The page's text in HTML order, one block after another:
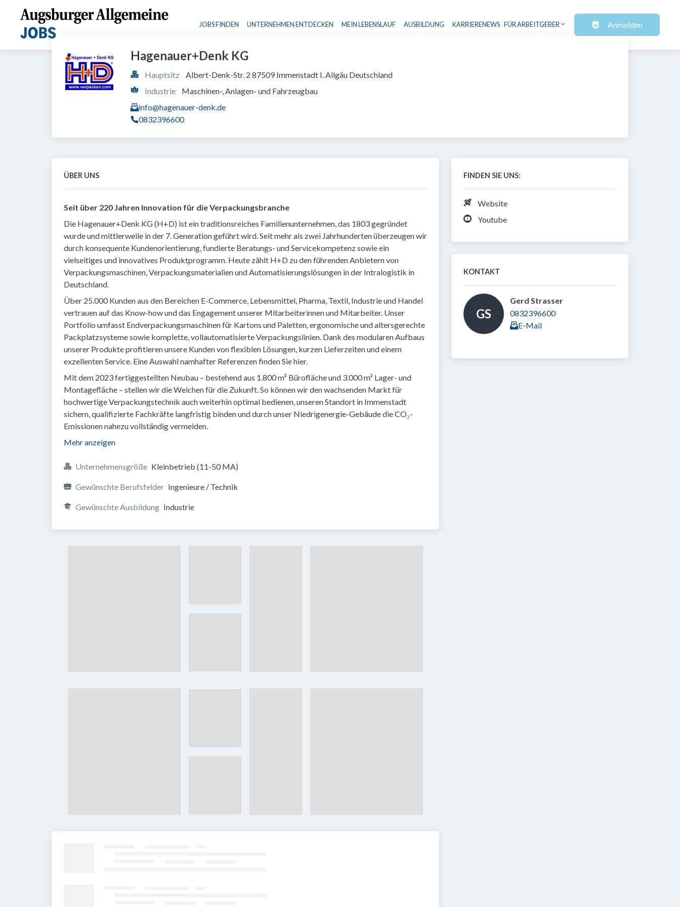
Haupt-Navigation
JOBS FINDEN UNTERNEHMEN ENTDECKEN MEIN LEBENSLAUF AUSBILDUNG KARRIERENEWS FÜR ARBEITGEBER Anmelden
Hagenauer+Denk KG
Hauptsitz
Albert-Denk-Str. 2 87509 Immenstadt I. Allgäu Deutschland
Industrie
Maschinen-, Anlagen- und Fahrzeugbau
info@hagenauer-denk.de
0832396600
ÜBER UNS
Seit über 220 Jahren Innovation für die Verpackungsbranche
Die Hagenauer+Denk KG (H+D) ist ein traditionsreiches Familienunternehmen, das 1803 gegründet
wurde und mittlerweile in der 7. Generation geführt wird. Seit mehr als zwei Jahrhunderten überzeugen wir
durch konsequente Kundenorientierung, fundierte Beratungs- und Servicekompetenz sowie ein
vielseitiges und innovatives Produktprogramm. Heute zählt H+D zu den führenden Anbietern von
Verpackungsmaschinen, Verpackungsmaterialien und Automatisierungslösungen in der Intralogistik in
Deutschland.
Über 25.000 Kunden aus den Bereichen E-Commerce, Lebensmittel, Pharma, Textil, Industrie und Handel
vertrauen auf das Know-how und das Engagement unserer Mitarbeiterinnen und Mitarbeiter. Unser
Portfolio umfasst Endverpackungsmaschinen für Kartons und Paletten, ergonomische und altersgerechte
Packplatzsysteme sowie komplette, vollautomatisierte Verpackungslinien. Dank des modularen Aufbaus
unserer Produkte profitieren unsere Kunden von flexiblen Lösungen, kurzen Lieferzeiten und einem
exzellenten Service. Eine Auswahl namhafter Referenzen finden Sie hier.
Mit dem 2023 fertiggestellten Neubau – bestehend aus 1.800 m² Bürofläche und 3.000 m² Lager- und
Montagefläche – stellen wir die Weichen für die Zukunft. So können wir den wachsenden Markt für
hochwertige Verpackungstechnik auch weiterhin optimal bedienen, unseren Standort in Immenstadt
sichern, qualifizierte Fachkräfte langfristig binden und durch unser Niedrigenergie-Gebäude die CO₂-
Emissionen nahezu vollständig vermeiden.
Mehr anzeigen
Unternehmensgröße Kleinbetrieb (11-50 MA)
Gewünschte Berufsfelder Ingenieure / Technik
Gewünschte Ausbildung Industrie
FINDEN SIE UNS:
Website
Youtube
KONTAKT
GS
Gerd Strasser
0832396600
E-Mail